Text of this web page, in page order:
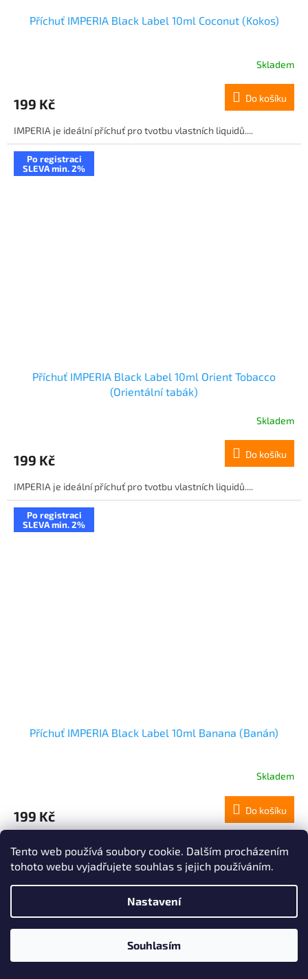
Tento web používá soubory cookie. Dalším procházením
tohoto webu vyjadřujete souhlas s jejich používáním.
Nastavení
Souhlasím
Příchuť IMPERIA Black Label 10ml Coconut (Kokos)
Skladem
199 Kč Do košíku
IMPERIA je ideální příchuť pro tvotbu vlastních liquidů....
Po registraci
SLEVA min. 2%
Příchuť IMPERIA Black Label 10ml Orient Tobacco
(Orientální tabák)
Skladem
199 Kč Do košíku
IMPERIA je ideální příchuť pro tvotbu vlastních liquidů....
Po registraci
SLEVA min. 2%
Příchuť IMPERIA Black Label 10ml Banana (Banán)
Skladem
199 Kč Do košíku
Po registraci